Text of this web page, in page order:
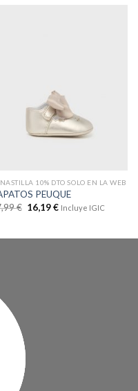
10% DTO SOLO EN LA WEB
PEUQUE
€ 16,19€ Incluye IGIC